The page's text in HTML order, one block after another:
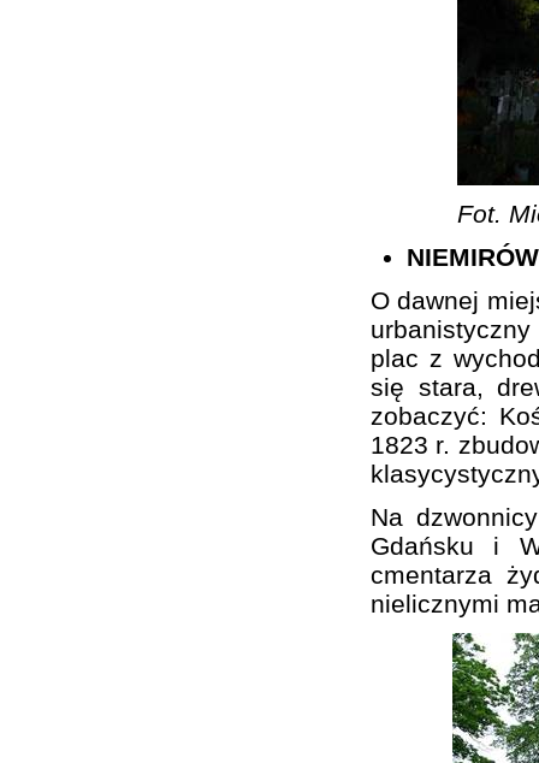
Fot.
NIEMIRÓW
O dawnej
plac z
się stara,
zobaczyć:
1823 r.
Na
Gdańsku i
cmentarza
nielicznymi